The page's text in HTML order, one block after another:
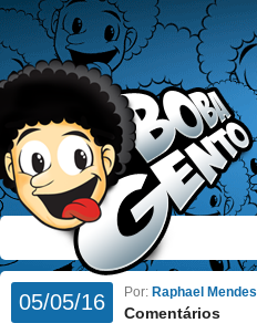
05/05/16 Por: Raphael Mendes
Comentários